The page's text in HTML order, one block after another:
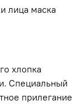
лица маска
хлопка
Специальный
прилегание